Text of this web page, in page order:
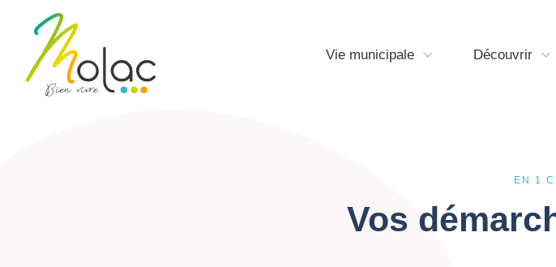
Vie municipale Découvrir
EN 1
Vos